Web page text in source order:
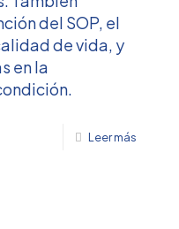
del SOP, el
de vida, y
en la
Leer más